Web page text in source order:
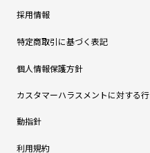
採用情報
特定商取引に基づく表記
個人情報保護方針
カスタマーハラスメントに対する行
動指針
利用規約